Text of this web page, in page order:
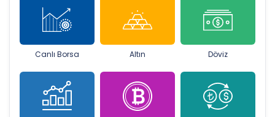
Canlı Borsa Altın Döviz